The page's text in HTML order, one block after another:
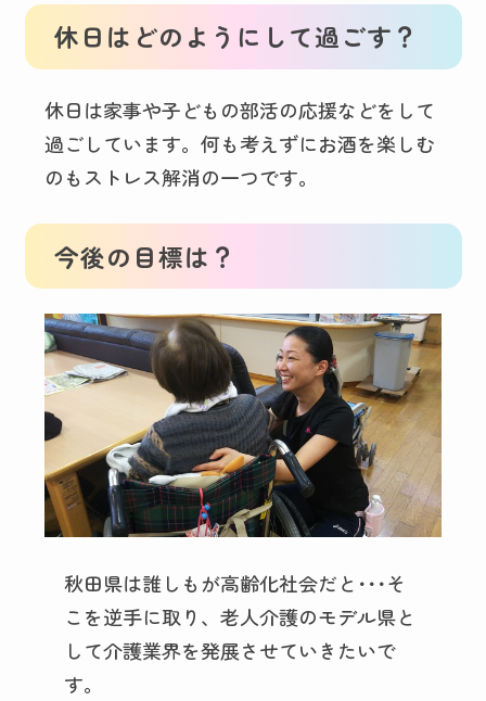
休日はどのようにして過ごす？
休日は家事や子どもの部活の応援などをして
過ごしています。何も考えずにお酒を楽しむ
のもストレス解消の一つです。
今後の目標は？
秋田県は誰しもが高齢化社会だと･･･そ
こを逆手に取り、老人介護のモデル県と
して介護業界を発展させていきたいで
す。